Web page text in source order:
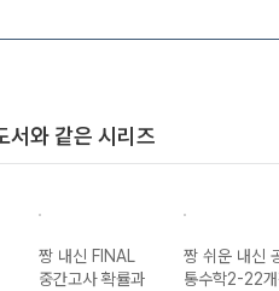
서와 같은 시리즈
짱 내신 FINAL
중간고사 확률과
짱 쉬운 내신
통수학2-22개